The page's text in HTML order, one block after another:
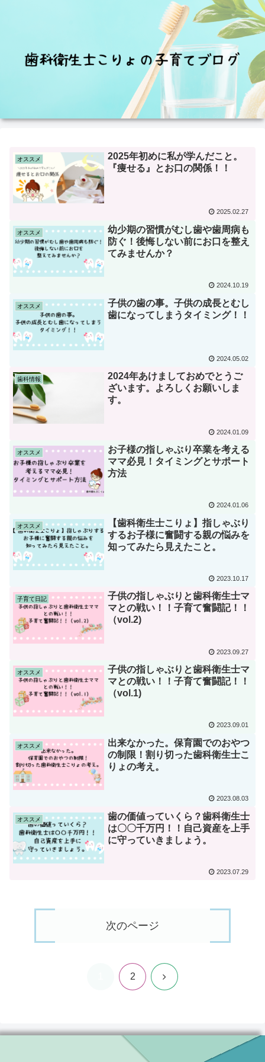
オススメ
2025年初めに私が学んだこと。
『痩せる』とお口の関係！！
2025.02.27
オススメ
幼少期の習慣がむし歯や歯周病も
防ぐ！後悔しない前にお口を整え
てみませんか？
2024.10.19
オススメ
子供の歯の事。子供の成長とむし
歯になってしまうタイミング！！
2024.05.02
歯科情報
2024年あけましておめでとうご
ざいます。よろしくお願いしま
す。
2024.01.09
オススメ
お子様の指しゃぶり卒業を考える
ママ必見！タイミングとサポート
方法
2024.01.06
オススメ
【歯科衛生士こりょ】指しゃぶり
するお子様に奮闘する親の悩みを
知ってみたら見えたこと。
2023.10.17
子育て日記
子供の指しゃぶりと歯科衛生士マ
マとの戦い！！子育て奮闘記！！
（vol.2)
2023.09.27
オススメ
子供の指しゃぶりと歯科衛生士マ
マとの戦い！！子育て奮闘記！！
（vol.1)
2023.09.01
オススメ
出来なかった。保育園でのおやつ
の制限！割り切った歯科衛生士こ
りょの考え。
2023.08.03
オススメ
歯の価値っていくら？歯科衛生士
は〇〇千万円！！自己資産を上手
に守っていきましょう。
2023.07.29
次のページ
2 次